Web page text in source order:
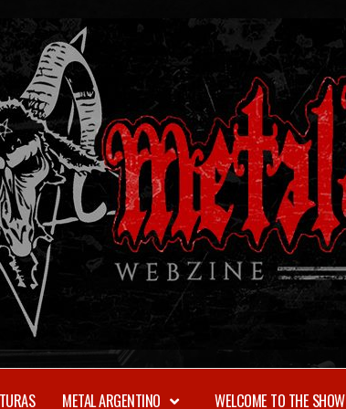
METAL ARGENTINO WELCOME TO THE SHOW